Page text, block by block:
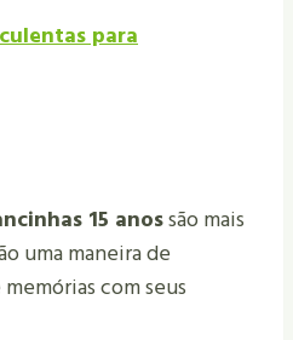
para
15 anossão mais
uma maneira de
com seus